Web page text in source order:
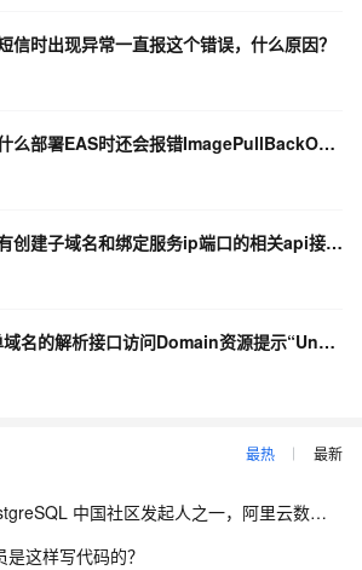
信时出现异常一直报这个错误，什么原因？
在阿里云OpenAPI为什么部署EAS时还会报错ImagePullBackOff ？
阿里云OpenAPI有没有创建子域名和绑定服务ip端口的相关api接口？
【HPPTDNS】调用单域名的解析接口访问Domain资源提示“UnsignedInterfaceD
最热 最新
【大咖问答】对话PostgreSQL 中国社区发起人之一，阿里云数据库高级专家 德哥
这样写代码的？